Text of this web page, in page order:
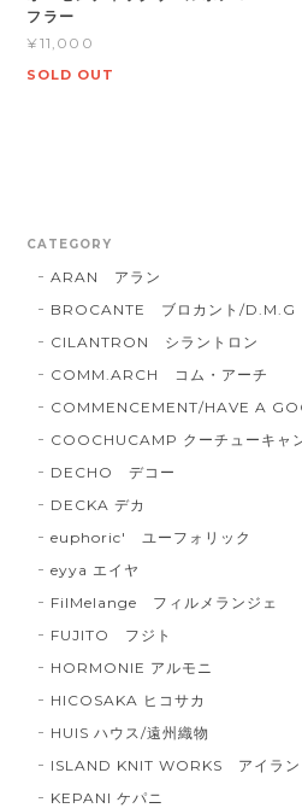
フラー
¥11,000
SOLD OUT
CATEGORY
ARAN アラン
BROCANTE ブロカント/D.M.G
CILANTRON シラントロン
COMM.ARCH コム・アーチ
COMMENCEMENT/HAVE A
COOCHUCAMP クーチューキャ
DECHO デコー
DECKA デカ
euphoric' ユーフォリック
eyya エイヤ
FilMelange フィルメランジェ
FUJITO フジト
HORMONIE アルモニ
HICOSAKA ヒコサカ
HUIS ハウス/遠州織物
ISLAND KNIT WORKS アイラン
KEPANI ケパニ